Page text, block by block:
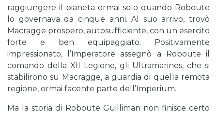
raggiungere il pianeta ormai solo quando Roboute
lo governava da cinque anni. Al suo arrivo, trovò
Macragge prospero, autosufficiente, con un esercito
forte e ben equipaggiato. Positivamente
impressionato, l’Imperatore assegnò a Roboute il
comando della XII Legione, gli Ultramarines, che si
stabilirono su Macragge, a guardia di quella remota
regione, ormai facente parte dell’Imperium.
Ma la storia di Roboute Guilliman non finisce certo